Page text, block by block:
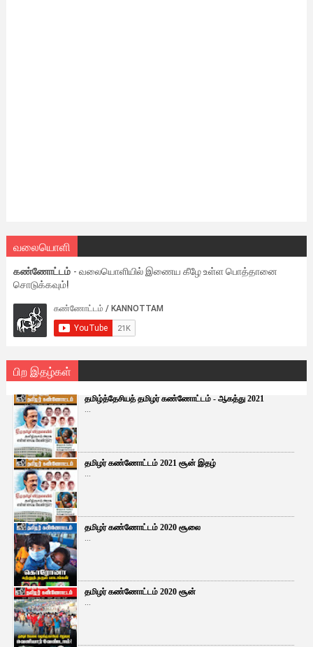
வலையொளி
கண்ணோட்டம் - வலையொளியில் இணைய கீழே உள்ள பொத்தானை
சொடுக்கவும்!
பிற இதழ்கள்
தமிழ்த்தேசியத் தமிழர் கண்ணோட்டம் - ஆகத்து 2021
...
தமிழர் கண்ணோட்டம் 2021 சூன் இதழ்
...
தமிழர் கண்ணோட்டம் 2020 சூலை
...
தமிழர் கண்ணோட்டம் 2020 சூன்
...